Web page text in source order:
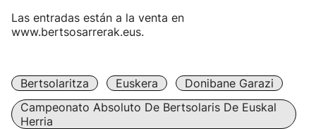
Las entradas están a la venta en
www.bertsosarrerak.eus.
Bertsolaritza Euskera
Donibane Garazi
Campeonato Absoluto De Bertsolaris De Euskal
Herria